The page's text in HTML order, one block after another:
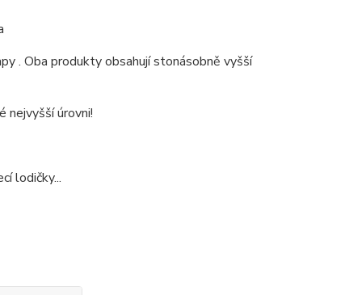
. Oba produkty obsahují stonásobně vyšší
nejvyšší úrovni!
lodičky...